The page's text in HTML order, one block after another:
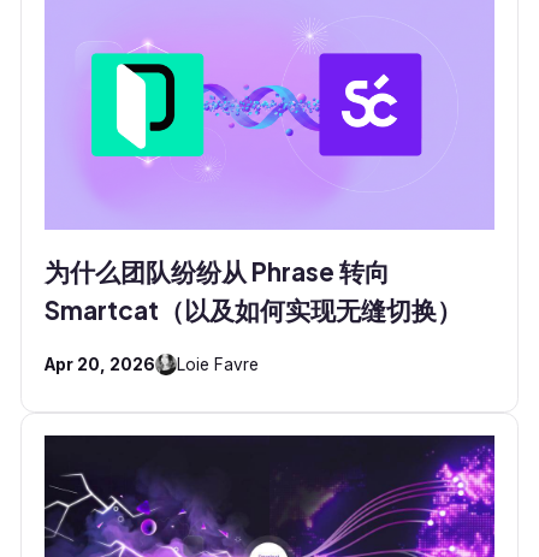
为什么团队纷纷从 Phrase 转向
Smartcat（以及如何实现无缝切换）
Apr 20, 2026 Loie Favre